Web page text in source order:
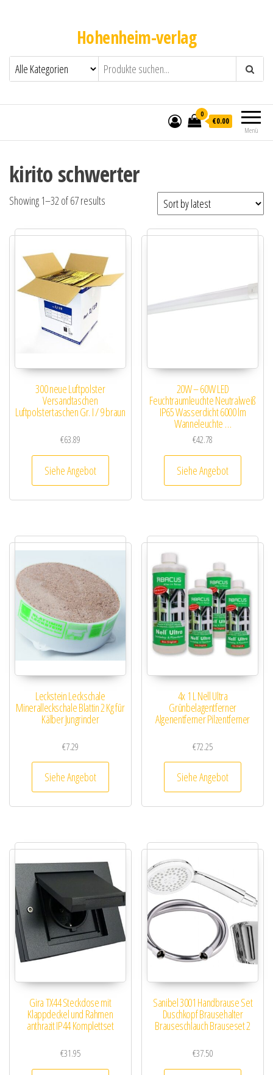
Hohenheim-verlag
Menü
0
€0.00
kirito schwerter
Showing 1–32 of 67 results
300 neue Luftpolster
Versandtaschen
Luftpolstertaschen Gr. I / 9 braun
€63.89
Siehe Angebot
20W – 60W LED
Feuchtraumleuchte Neutralweiß
IP65 Wasserdicht 6000 lm
Wanneleuchte …
€42.78
Siehe Angebot
Leckstein Leckschale
Mineralleckschale Blattin 2 Kg für
Kälber Jungrinder
€7.29
Siehe Angebot
4x 1 L Nell Ultra
Grünbelagentferner
Algenentferner Pilzentferner
€72.25
Siehe Angebot
Gira TX44 Steckdose mit
Klappdeckel und Rahmen
anthrazit IP44 Komplettset
€31.95
Sanibel 3001 Handbrause Set
Duschkopf Brausehalter
Brauseschlauch Brauseset 2
€37.50